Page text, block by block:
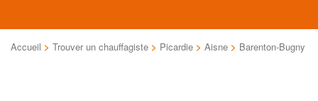
Accueil > Trouver un chauffagiste > Picardie > Aisne > Barenton-Bugny